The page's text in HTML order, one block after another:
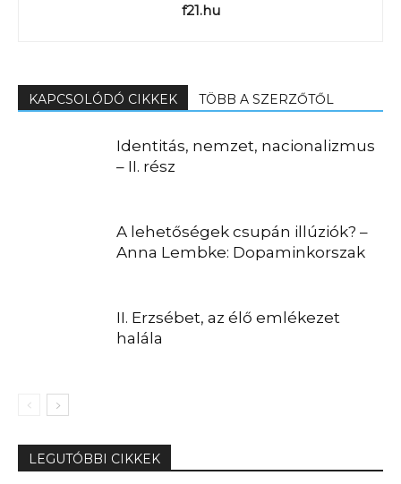
f21.hu
KAPCSOLÓDÓ CIKKEK TÖBB A SZERZŐTŐL
Identitás, nemzet, nacionalizmus
– II. rész
A lehetőségek csupán illúziók? –
Anna Lembke: Dopaminkorszak
II. Erzsébet, az élő emlékezet
halála
LEGUTÓBBI CIKKEK